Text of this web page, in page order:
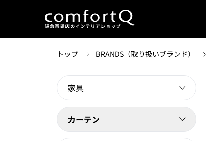
トップ BRANDS（取り扱いブランド）
家具
カーテン